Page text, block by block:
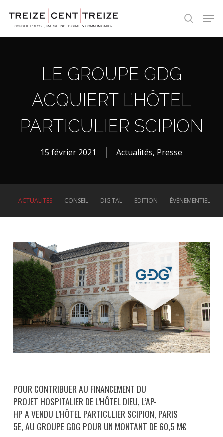
search
LE GROUPE GDG
ACQUIERT L’HÔTEL
PARTICULIER SCIPION
15 février 2021 Actualités, Presse
ACTUALITÉS CONSEIL DIGITAL ÉDITION ÉVÉNEMENTIEL
POUR CONTRIBUER AU FINANCEMENT DU
PROJET HOSPITALIER DE L’HÔTEL DIEU, L’AP-
HP A VENDU L’HÔTEL PARTICULIER SCIPION, PARIS
5E, AU GROUPE GDG POUR UN MONTANT DE 60,5 M€